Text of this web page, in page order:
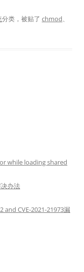
分类，被贴了 chmod、
while loading shared
办法
and CVE-2021-21973漏